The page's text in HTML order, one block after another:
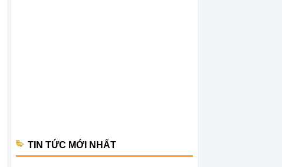
TIN TỨC MỚI NHẤT